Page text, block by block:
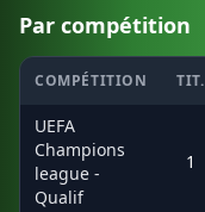
Par compétition
COMPÉTITION TIT.
UEFA
Champions
league -
Qualif
1